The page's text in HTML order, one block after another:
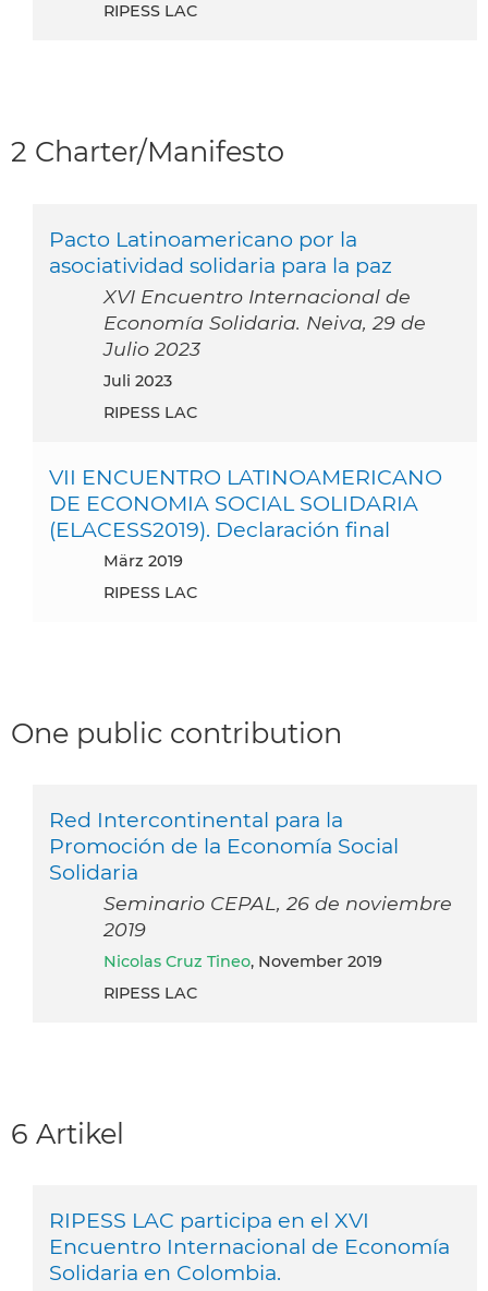
RIPESS LAC
2 Charter/Manifesto
Pacto Latinoamericano por la
asociatividad solidaria para la paz
XVI Encuentro Internacional de
Economía Solidaria. Neiva, 29 de
Julio 2023
Juli 2023
RIPESS LAC
VII ENCUENTRO LATINOAMERICANO
DE ECONOMIA SOCIAL SOLIDARIA
(ELACESS2019). Declaración final
März 2019
RIPESS LAC
One public contribution
Red Intercontinental para la
Promoción de la Economía Social
Solidaria
Seminario CEPAL, 26 de noviembre
2019
Nicolas Cruz Tineo, November 2019
RIPESS LAC
6 Artikel
RIPESS LAC participa en el XVI
Encuentro Internacional de Economía
Solidaria en Colombia.